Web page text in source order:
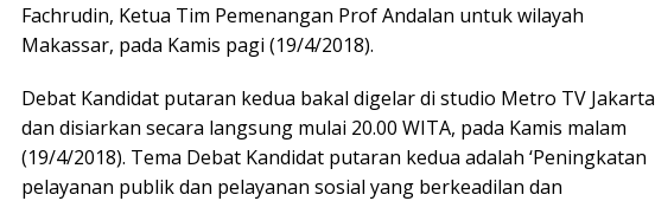
Fachrudin, Ketua Tim Pemenangan Prof Andalan untuk wilayah
Makassar, pada Kamis pagi (19/4/2018).
Debat Kandidat putaran kedua bakal digelar di studio Metro TV Jakarta
dan disiarkan secara langsung mulai 20.00 WITA, pada Kamis malam
(19/4/2018). Tema Debat Kandidat putaran kedua adalah ‘Peningkatan
pelayanan publik dan pelayanan sosial yang berkeadilan dan